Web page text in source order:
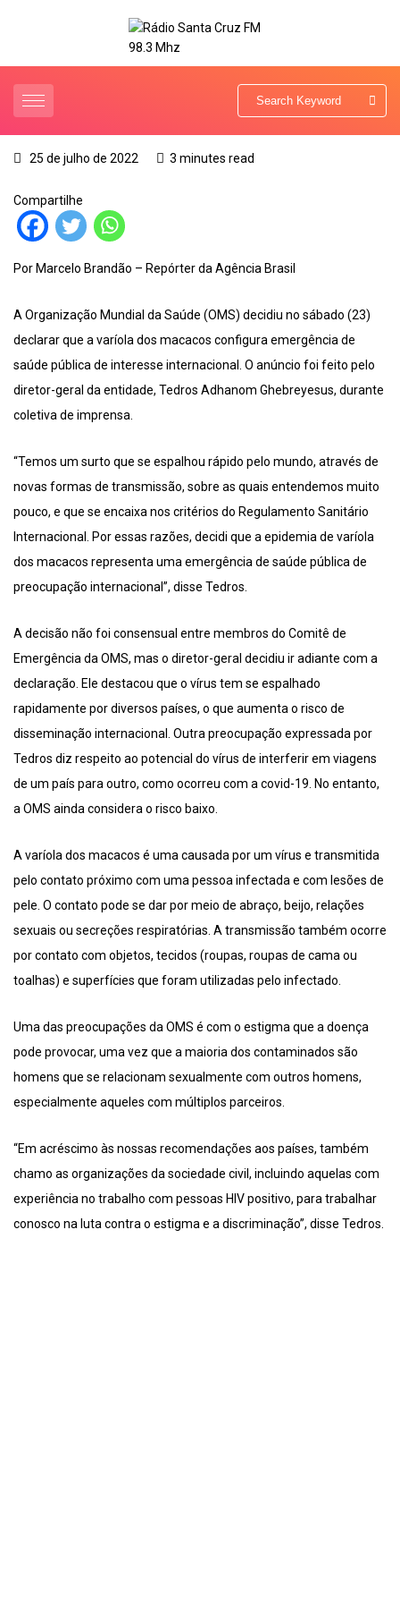
25 de julho de 2022 3 minutes read
Compartilhe
Por Marcelo Brandão – Repórter da Agência Brasil
A Organização Mundial da Saúde (OMS) decidiu no sábado (23)
declarar que a varíola dos macacos configura emergência de
saúde pública de interesse internacional. O anúncio foi feito pelo
diretor-geral da entidade, Tedros Adhanom Ghebreyesus, durante
coletiva de imprensa.
“Temos um surto que se espalhou rápido pelo mundo, através de
novas formas de transmissão, sobre as quais entendemos muito
pouco, e que se encaixa nos critérios do Regulamento Sanitário
Internacional. Por essas razões, decidi que a epidemia de varíola
dos macacos representa uma emergência de saúde pública de
preocupação internacional”, disse Tedros.
A decisão não foi consensual entre membros do Comitê de
Emergência da OMS, mas o diretor-geral decidiu ir adiante com a
declaração. Ele destacou que o vírus tem se espalhado
rapidamente por diversos países, o que aumenta o risco de
disseminação internacional. Outra preocupação expressada por
Tedros diz respeito ao potencial do vírus de interferir em viagens
de um país para outro, como ocorreu com a covid-19. No entanto,
a OMS ainda considera o risco baixo.
A varíola dos macacos é uma causada por um vírus e transmitida
pelo contato próximo com uma pessoa infectada e com lesões de
pele. O contato pode se dar por meio de abraço, beijo, relações
sexuais ou secreções respiratórias. A transmissão também ocorre
por contato com objetos, tecidos (roupas, roupas de cama ou
toalhas) e superfícies que foram utilizadas pelo infectado.
Uma das preocupações da OMS é com o estigma que a doença
pode provocar, uma vez que a maioria dos contaminados são
homens que se relacionam sexualmente com outros homens,
especialmente aqueles com múltiplos parceiros.
“Em acréscimo às nossas recomendações aos países, também
chamo as organizações da sociedade civil, incluindo aquelas com
experiência no trabalho com pessoas HIV positivo, para trabalhar
conosco na luta contra o estigma e a discriminação”, disse Tedros.